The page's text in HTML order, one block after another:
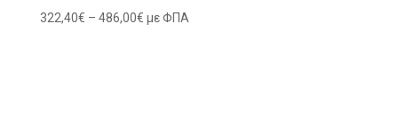
322,40€ – 486,00€Price
με ΦΠΑ